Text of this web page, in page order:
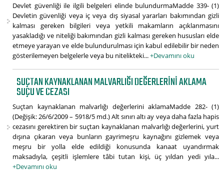
Devlet güvenliği ile ilgili belgeleri elinde bulundurmaMadde 339- (1)
Devletin güvenliği veya iç veya dış siyasal yararları bakımından gizli
kalması gereken bilgileri veya yetkili makamların açıklanmasını
yasakladığı ve niteliği bakımından gizli kalması gereken hususları elde
etmeye yarayan ve elde bulundurulması için kabul edilebilir bir neden
gösterilemeyen belgelerle veya bu nitelikteki...+Devamını oku
SUÇTAN KAYNAKLANAN MALVARLIĞI DEĞERLERINI AKLAMA
SUÇU VE CEZASI
Suçtan kaynaklanan malvarlığı değerlerini aklamaMadde 282- (1)
(Değişik: 26/6/2009 – 5918/5 md.) Alt sınırı altı ay veya daha fazla hapis
cezasını gerektiren bir suçtan kaynaklanan malvarlığı değerlerini, yurt
dışına çıkaran veya bunların gayrimeşru kaynağını gizlemek veya
meşru bir yolla elde edildiği konusunda kanaat uyandırmak
maksadıyla, çeşitli işlemlere tâbi tutan kişi, üç yıldan yedi yıla...
+Devamını oku